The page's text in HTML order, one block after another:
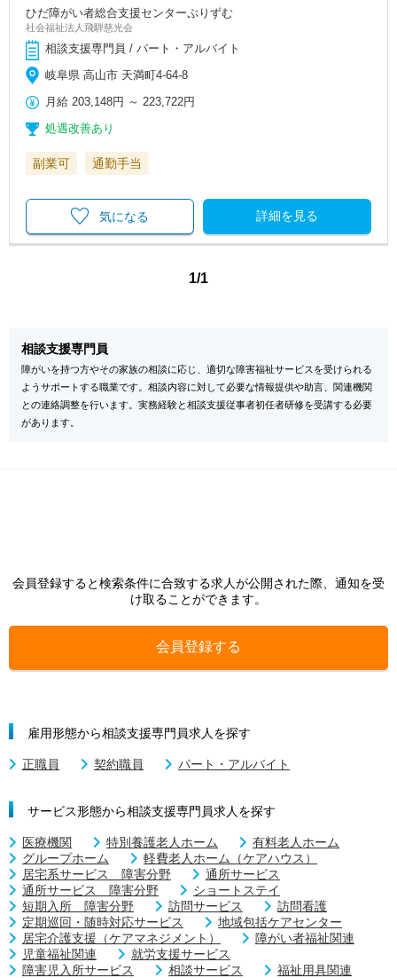
ひだ障がい者総合支援センターぷりずむ
社会福祉法人飛騨慈光会
相談支援専門員 / パート・アルバイト
岐阜県 高山市 天満町4-64-8
月給 203,148円 ～ 223,722円
処遇改善あり
副業可 通勤手当
詳細を見る
気になる
1/1
相談支援専門員
障がいを持つ方やその家族の相談に応じ、適切な障害福祉サービスを受けられる
ようサポートする職業です。相談内容に対して必要な情報提供や助言、関連機関
との連絡調整を行います。実務経験と相談支援従事者初任者研修を受講する必要
があります。
会員登録すると検索条件に合致する求人が公開された際、通知を受
け取ることができます。
会員登録する
雇用形態から相談支援専門員求人を探す
正職員 契約職員 パート・アルバイト
サービス形態から相談支援専門員求人を探す
医療機関 特別養護老人ホーム
有料老人ホーム
グループホーム
軽費老人ホーム（ケアハウス）
居宅系サービス 障害分野
通所サービス
通所サービス 障害分野
ショートステイ
短期入所 障害分野
訪問サービス
訪問看護
定期巡回・随時対応サービス
地域包括ケアセンター
居宅介護支援（ケアマネジメント）
障がい者福祉関連
児童福祉関連
就労支援サービス
障害児入所サービス
相談サービス
福祉用具関連